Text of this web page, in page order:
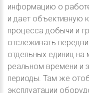
информацию о
и дает объективную
процесса добычи и
отслеживать
отдельных единиц
реальном времени и
периоды. Там же
эксплуатации